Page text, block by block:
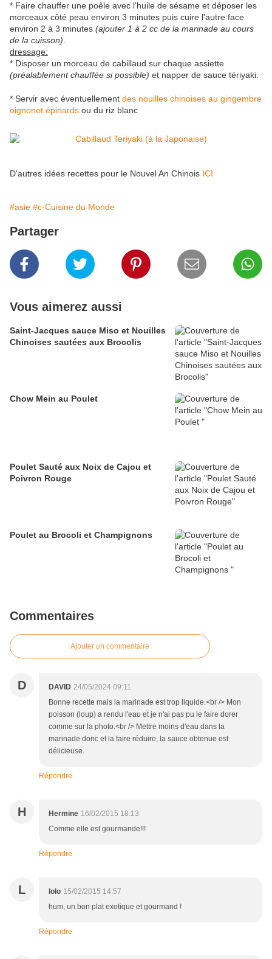
* Faire chauffer une poêle avec l'huile de sésame et déposer les
morceaux côté peau environ 3 minutes puis cuire l'autre face
environ 2 à 3 minutes (ajouter 1 à 2 cc de la marinade au cours
de la cuisson)
dressage:
* Disposer un morceau de cabillaud sur chaque assiette
(préalablement chauffée si possible) et napper de sauce tériyaki.
* Servir avec éventuellement des nouilles chinoises au gingembre
oignonet épinards ou du riz blanc
D'autres idées recettes pour le Nouvel An Chinois ICI
#asie #c-Cuisine du Monde
Partager
Vous aimerez aussi
Saint-Jacques sauce Miso et Nouilles
Chinoises sautées aux Brocolis
Chow Mein au Poulet
Poulet Sauté aux Noix de Cajou et
Poivron Rouge
Poulet au Brocoli et Champignons
Commentaires
Ajouter un commentaire
D DAVID 24/05/2024 09:11
Bonne recette mais la marinade est trop liquide.<br /> Mon
poisson (loup) a rendu l'eau et je n'ai pas pu le faire dorer
comme sur la photo.<br /> Mettre moins d'eau dans la
marinade donc et la faire réduire, la sauce obtenue est
délicieuse.
Répondre
H Hermine 16/02/2015 18:13
Comme elle est gourmande!!!
Répondre
L lolo 15/02/2015 14:57
hum, un bon plat exotique et gourmand !
Répondre